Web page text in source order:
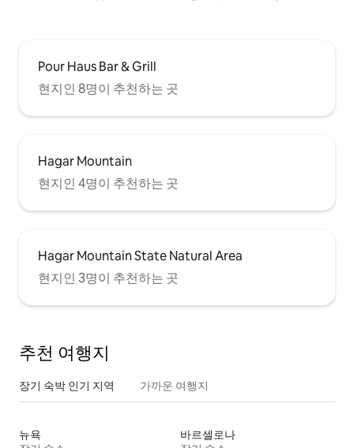
Pour Haus Bar & Grill
현지인 8명이 추천하는 곳
Hagar Mountain
현지인 4명이 추천하는 곳
Hagar Mountain State Natural Area
현지인 3명이 추천하는 곳
추천 여행지
장기 숙박 인기 지역 가까운 여행지
뉴욕
바르셀로나